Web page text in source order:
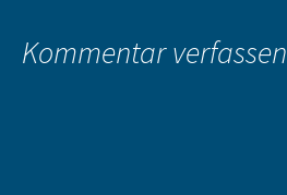
Kommentar verfassen